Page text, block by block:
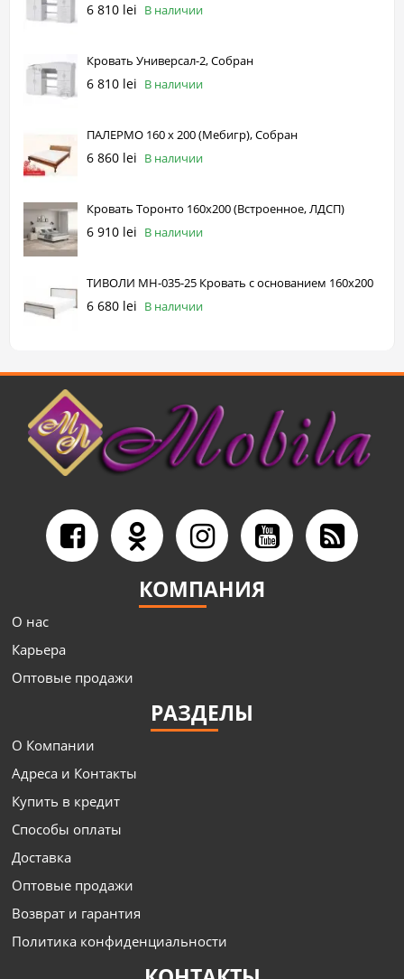
6 810 lei В наличии
Кровать Универсал-2, Собран
6 810 lei В наличии
ПАЛЕРМО 160 х 200 (Мебигр), Собран
6 860 lei В наличии
Кровать Торонто 160х200 (Встроенное, ЛДСП)
6 910 lei В наличии
ТИВОЛИ МН-035-25 Кровать с основанием 160x200
6 680 lei В наличии
КОМПАНИЯ
О нас
Карьера
Оптовые продажи
РАЗДЕЛЫ
О Компании
Адреса и Контакты
Купить в кредит
Способы оплаты
Доставка
Оптовые продажи
Возврат и гарантия
Политика конфиденциальности